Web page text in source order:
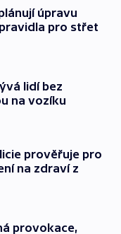
úpravu
pro střet
lidí bez
na vozíku
prověřuje pro
na zdraví z
provokace,